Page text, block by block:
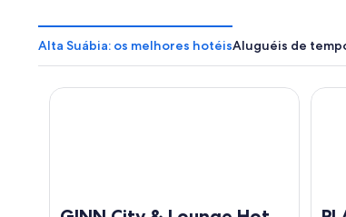
Uma cidade histórica com um castelo, uma orla e edifícios
Alta Suábia: os melhores hotéisAluguéis de
GINN City & Lounge Hotel Ravensburg